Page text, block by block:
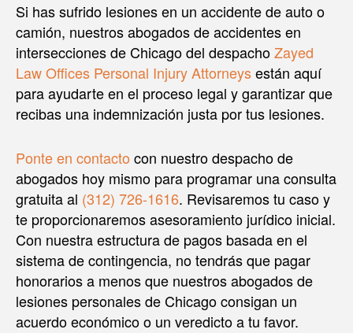
Si has sufrido lesiones en un accidente de auto o
camión, nuestros abogados de accidentes en
intersecciones de Chicago del despachoZayed
Law Offices Personal Injury Attorneysestán aquí
para ayudarte en el proceso legal y garantizar que
recibas una indemnización justa por tus lesiones.
Ponte en contacto con nuestro despacho de
abogados hoy mismo para programar una consulta
gratuita al (312) 726-1616. Revisaremos tu caso y
te proporcionaremos asesoramiento jurídico inicial.
Con nuestra estructura de pagos basada en el
sistema de contingencia, no tendrás que pagar
honorarios a menos que nuestros abogados de
lesiones personales de Chicago consigan un
acuerdo económico o un veredicto a tu favor.